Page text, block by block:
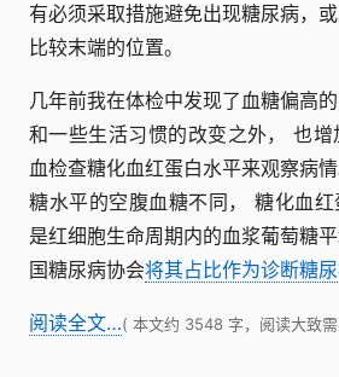
有必须采取措施避免出现糖尿病，
比较末端的位置。
几年前我在体检中发现了血糖偏高
和一些生活习惯的改变之外， 也
血检查糖化血红蛋白水平来观察病
糖水平的空腹血糖不同， 糖化血红
是红细胞生命周期内的血浆葡萄糖
国糖尿病协会将其占比作为诊断糖
阅读全文…( 本文约 3548 字，阅读大致